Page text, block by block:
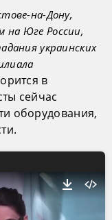
на-Дону,
на Юге России,
украинских
в
сейчас
оборудования,